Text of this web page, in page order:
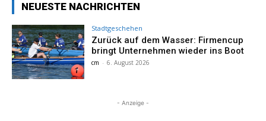
NEUESTE NACHRICHTEN
Stadtgeschehen
Zurück auf dem Wasser: Firmencup
bringt Unternehmen wieder ins Boot
cm - 6. August 2026
- Anzeige -